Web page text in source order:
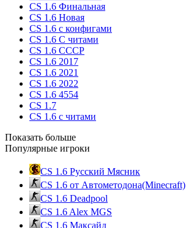
CS 1.6 Финальная
CS 1.6 Новая
CS 1.6 с конфигами
CS 1.6 С читами
CS 1.6 CCCP
CS 1.6 2017
CS 1.6 2021
CS 1.6 2022
CS 1.6 4554
CS 1.7
CS 1.6 с читами
Показать больше
Популярные игроки
CS 1.6 Русский Мясник
CS 1.6 от Автометодона(Minecraft)
CS 1.6 Deadpool
CS 1.6 Alex MGS
CS 1.6 Максайд